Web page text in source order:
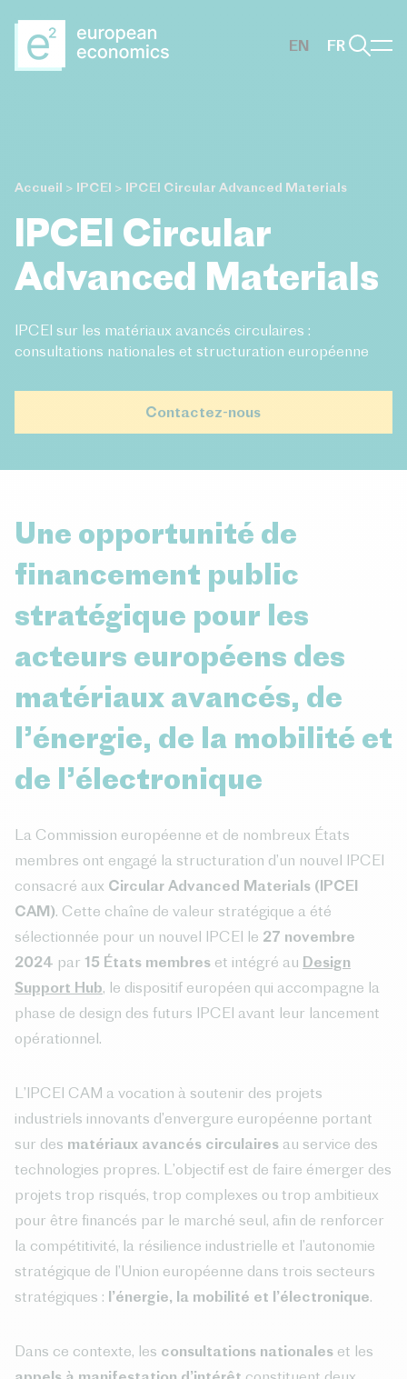
EN
FR
Accueil > IPCEI > IPCEI Circular Advanced Materials
IPCEI Circular
Advanced Materials
IPCEI sur les matériaux avancés circulaires :
consultations nationales et structuration européenne
Contactez-nous
Une opportunité de
financement public
stratégique pour les
acteurs européens des
matériaux avancés, de
l’énergie, de la mobilité et
de l’électronique
La Commission européenne et de nombreux États
membres ont engagé la structuration d’un nouvel IPCEI
consacré aux Circular Advanced Materials (IPCEI
CAM). Cette chaîne de valeur stratégique a été
sélectionnée pour un nouvel IPCEI le 27 novembre
2024 par 15 États membres et intégré au Design
Support Hub, le dispositif européen qui accompagne la
phase de design des futurs IPCEI avant leur lancement
opérationnel.
L’IPCEI CAM a vocation à soutenir des projets
industriels innovants d’envergure européenne portant
sur des matériaux avancés circulaires au service des
technologies propres. L’objectif est de faire émerger des
projets trop risqués, trop complexes ou trop ambitieux
pour être financés par le marché seul, afin de renforcer
la compétitivité, la résilience industrielle et l’autonomie
stratégique de l’Union européenne dans trois secteurs
stratégiques : l’énergie, la mobilité et l’électronique.
Dans ce contexte, les consultations nationales et les